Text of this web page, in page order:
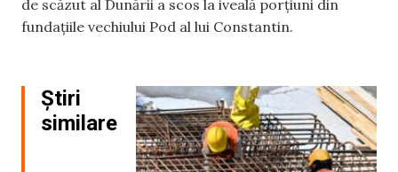
de scăzut al Dunării a scos la iveală porţiuni din
fundaţiile vechiului Pod al lui Constantin.
Știri
similare